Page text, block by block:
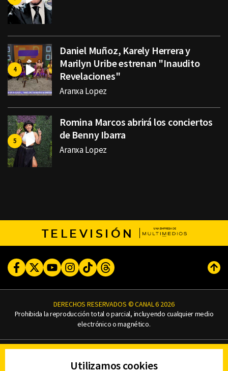
Daniel Muñoz, Karely Herrera y
Marilyn Uribe estrenan "Inaudito
Revelaciones"
Aranxa Lopez
Romina Marcos abrirá los conciertos
de Benny Ibarra
Aranxa Lopez
TELEVISIÓN
FacebookTwitterYoutubeInstagram
TikTokThreads
DERECHOS RESERVADOS © CANAL 6 2026
Prohibida la reproducción total o parcial, incluyendo cualquier medio
electrónico o magnético.
AVISO DE PRIVACIDAD
Utilizamos cookies